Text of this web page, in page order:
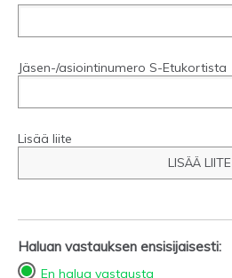
Jäsen-/asiointinumero S-Etukortista
Lisää liite
LISÄÄ LIITE
Haluan vastauksen ensisijaisesti:
En halua vastausta